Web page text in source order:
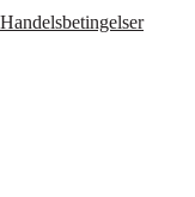
Handelsbetingelser